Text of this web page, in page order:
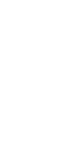
pedágios e